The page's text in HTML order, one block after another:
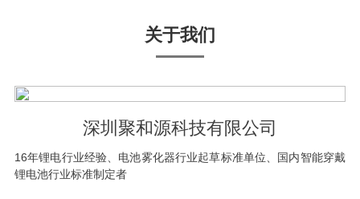
关于我们
深圳聚和源科技有限公司
16年锂电行业经验、电池雾化器行业起草标准单位、国内智能穿戴
锂电池行业标准制定者